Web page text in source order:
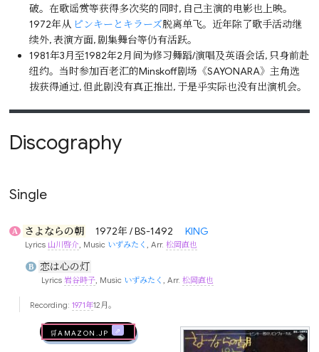
破。在歌谣赏等获得多次奖的同时, 自己主演的电影也上映。
1972年从 ピンキーとキラーズ脱离单飞。近年除了歌手活动继
续外, 表演方面, 剧集舞台等仍有活跃。
1981年3月至1982年2月间为修习舞蹈/演唱及英语会话, 只身前赴
纽约。当时参加百老汇的Minskoff剧场《SAYONARA》主角选
拔获得通过, 但此剧没有真正推出, 于是乎实际也没有出演机会。
Discography
Single
A さよならの朝 1972年 / BS-1492 KING
Lyrics 山川啓介, Music いずみたく, Arr.松岡直也
B 恋は心の灯
Lyrics 岩谷時子, Music いずみたく , Arr. 松岡直也
Recording:1971年12月。
🛒AMAZON.jp